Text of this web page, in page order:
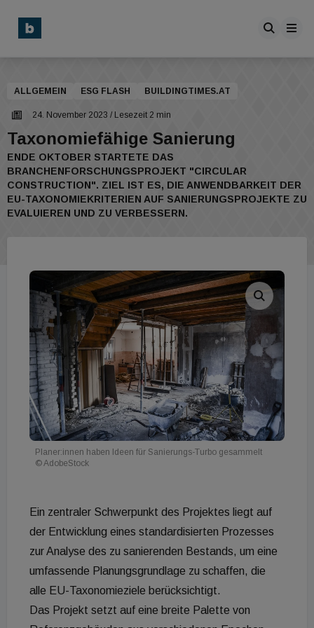
ALLGEMEIN ESG FLASH BUILDINGTIMES.AT
24. November 2023 / Lesezeit 2 min
Taxonomiefähige Sanierung
ENDE OKTOBER STARTETE DAS
BRANCHENFORSCHUNGSPROJEKT "CIRCULAR
CONSTRUCTION". ZIEL IST ES, DIE ANWENDBARKEIT DER
EU-TAXONOMIEKRITERIEN AUF SANIERUNGSPROJEKTE ZU
EVALUIEREN UND ZU VERBESSERN.
Planer:innen haben Ideen für Sanierungs-Turbo gesammelt
© AdobeStock
Ein zentraler Schwerpunkt des Projektes liegt auf
der Entwicklung eines standardisierten Prozesses
zur Analyse des zu sanierenden Bestands, um eine
umfassende Planungsgrundlage zu schaffen, die
alle EU-Taxonomieziele berücksichtigt.
Das Projekt setzt auf eine breite Palette von